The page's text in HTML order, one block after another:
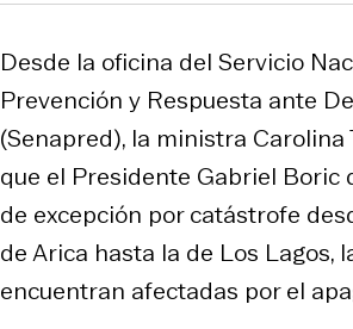
Desde la oficina del Servicio
Prevención y Respuesta ante
(Senapred), la ministra
que el Presidente Gabriel Boric
de excepción por catástrofe
de Arica hasta la de Los Lagos,
encuentran afectadas por el